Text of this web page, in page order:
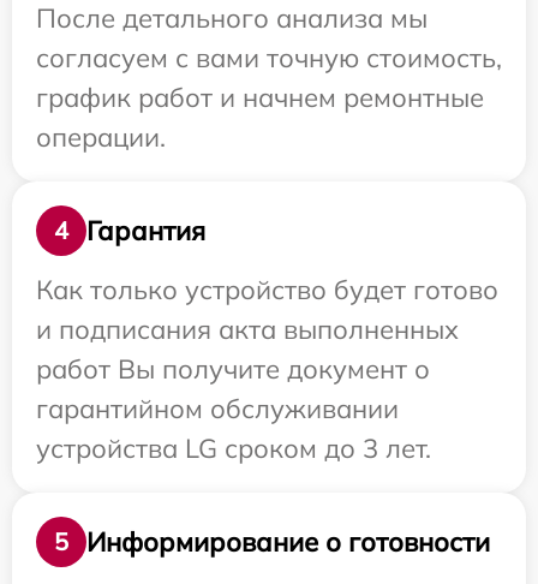
После детального анализа мы
согласуем с вами точную стоимость,
график работ и начнем ремонтные
операции.
4
Гарантия
Как только устройство будет готово
и подписания акта выполненных
работ Вы получите документ о
гарантийном обслуживании
устройства LG сроком до 3 лет.
5 Информирование о готовности